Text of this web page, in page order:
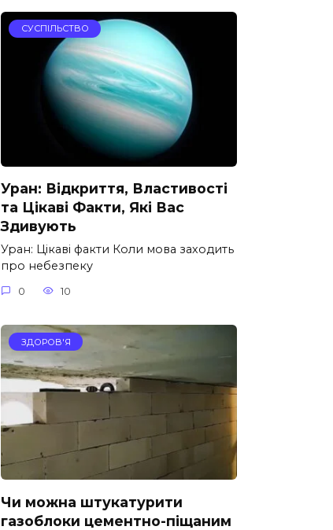
СУСПІЛЬСТВО
Уран: Відкриття, Властивості
та Цікаві Факти, Які Вас
Здивують
Уран: Цікаві факти Коли мова заходить
про небезпеку
0 10
ЗДОРОВ'Я
Чи можна штукатурити
газоблоки цементно-піщаним